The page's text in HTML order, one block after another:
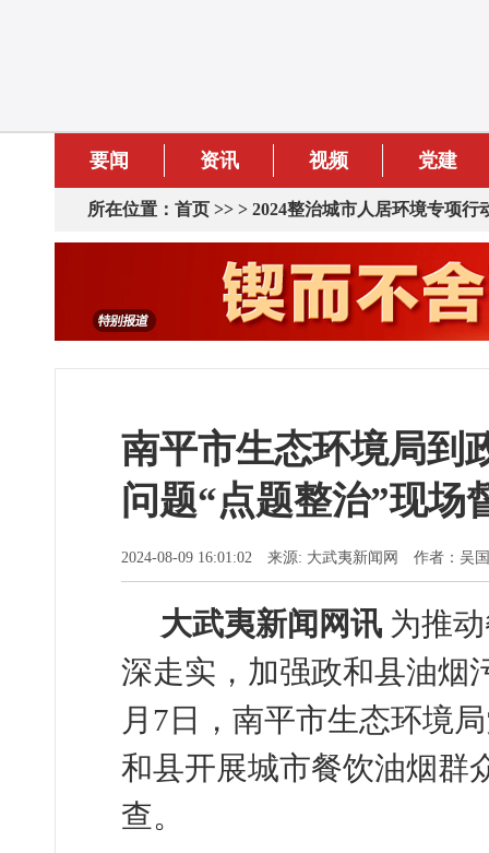
要闻 资讯 视频 党建
所在位置： 首页 >> > 2024整治城市人居环境专项行
南平市生态环境局到
问题“点题整治”现场
2024-08-09 16:01:02 来源: 大武夷新闻网 作者：吴
大武夷新闻网讯 为推
深走实，加强政和县油烟
月7日，南平市生态环境
和县开展城市餐饮油烟群
查。